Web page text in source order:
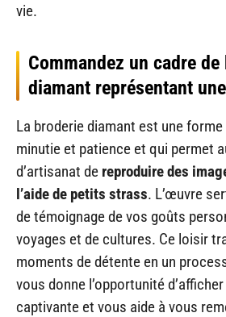
vie.
Commandez un cadre
diamant représentant
La broderie diamant est une forme
minutie et patience et qui permet
d’artisanat de reproduire des
l’aide de petits strass. L’œuvre
de témoignage de vos goûts
voyages et de cultures. Ce loisir
moments de détente en un
vous donne l’opportunité
captivante et vous aide à vous